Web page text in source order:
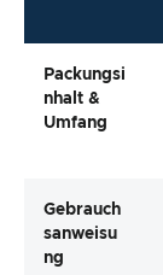
Packungsi
Nhalt &
Umfang
Gebrauch
Sanweisu
Ng